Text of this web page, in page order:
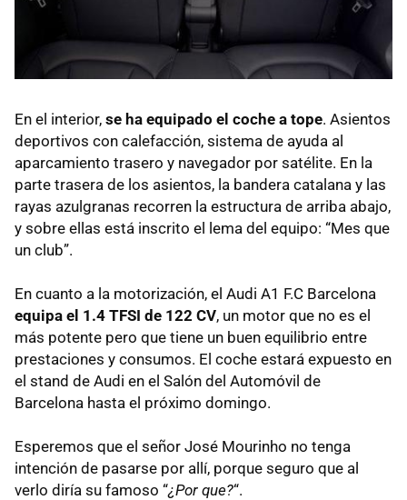
En el interior, se ha equipado el coche a tope. Asientos
deportivos con calefacción, sistema de ayuda al
aparcamiento trasero y navegador por satélite. En la
parte trasera de los asientos, la bandera catalana y las
rayas azulgranas recorren la estructura de arriba abajo,
y sobre ellas está inscrito el lema del equipo: “Mes que
un club”.
En cuanto a la motorización, el Audi A1 F.C Barcelona
equipa el 1.4 TFSI de 122 CV, un motor que no es el
más potente pero que tiene un buen equilibrio entre
prestaciones y consumos. El coche estará expuesto en
el stand de Audi en el Salón del Automóvil de
Barcelona hasta el próximo domingo.
Esperemos que el señor José Mourinho no tenga
intención de pasarse por allí, porque seguro que al
verlo diría su famoso “¿Por que?“.